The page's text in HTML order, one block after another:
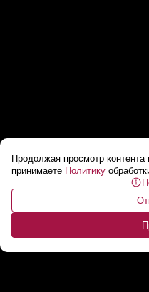
Продолжая просмотр
принимаете Политику
На Трампа снова
безопасности